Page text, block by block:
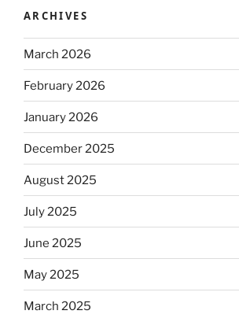
ARCHIVES
March 2026
February 2026
January 2026
December 2025
August 2025
July 2025
June 2025
May 2025
March 2025